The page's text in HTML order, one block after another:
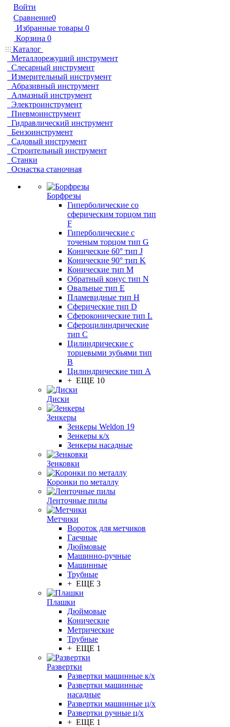
Войти
Сравнение0
Избранные товары 0
Корзина 0
Каталог
Металлорежущий инструмент
Слесарный инструмент
Измерительный инструмент
Абразивный инструмент
Алмазный инструмент
Электроинструмент
Пневмоинструмент
Гидравлический инструмент
Бензоинструмент
Садовый инструмент
Строительный инструмент
Станки
Оснастка станочная
Борфрезы
Гиперболические cо
сферическим торцом тип
F
Гиперболические с
точеным торцом тип G
Конические 60° тип J
Конические 90° тип K
Конические тип M
Обратный конус тип N
Овальные тип E
Пламевидные тип H
Сферические тип D
Сфероконические тип L
Сфероцилиндрические
тип C
Цилиндрические с
торцевыми зубьями тип
B
Цилиндрические тип А
+ ЕЩЕ 10
Диски
Зенкеры
Зенкеры Weldon 19
Зенкеры к/х
Зенкеры насадные
Зенковки
Коронки по металлу
Ленточные пилы
Метчики
Вороток для метчиков
Гаечные
Дюймовые
Машинно-ручные
Машинные
Трубные
+ ЕЩЕ 3
Плашки
Дюймовые
Конические
Метрические
Трубные
+ ЕЩЕ 1
Развертки
Развертки машинные к/х
Развертки машинные
насадные
Развертки машинные ц/х
Развертки ручные ц/х
+ ЕЩЕ 1